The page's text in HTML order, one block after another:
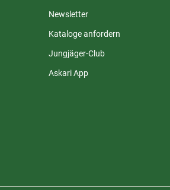
Newsletter
Kataloge anfordern
Jungjäger-Club
Askari App